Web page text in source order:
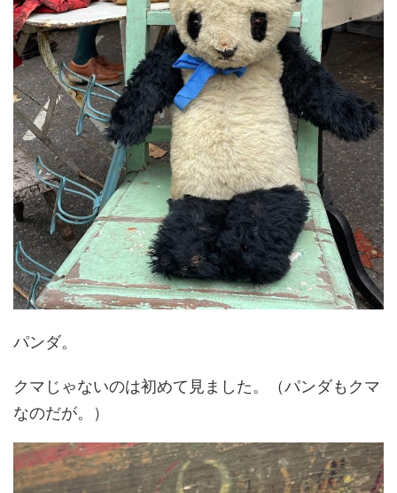
パンダ。
クマじゃないのは初めて見ました。（パンダもクマ
なのだが。）